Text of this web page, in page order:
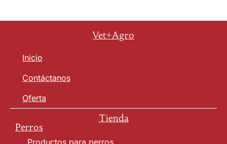
Vet+Agro
Inicio
Contáctanos
Oferta
Tienda
Perros
Productos para perros